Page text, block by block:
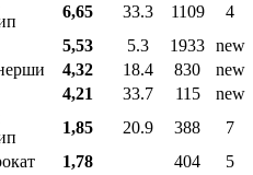
6,65 33.3 1109 4
5,53 5.3 1933 new
4,32 18.4 830 new
4,21 33.7 115 new
1,85 20.9 388 7
1,78 404 5